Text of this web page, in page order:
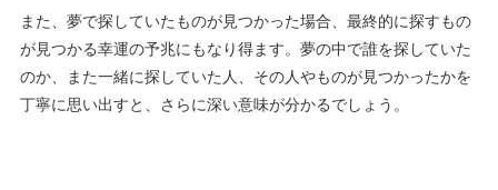
また、夢で探していたものが見つかった場合、最終的に探すもの
が見つかる幸運の予兆にもなり得ます。夢の中で誰を探していた
のか、また一緒に探していた人、その人やものが見つかったかを
丁寧に思い出すと、さらに深い意味が分かるでしょう。